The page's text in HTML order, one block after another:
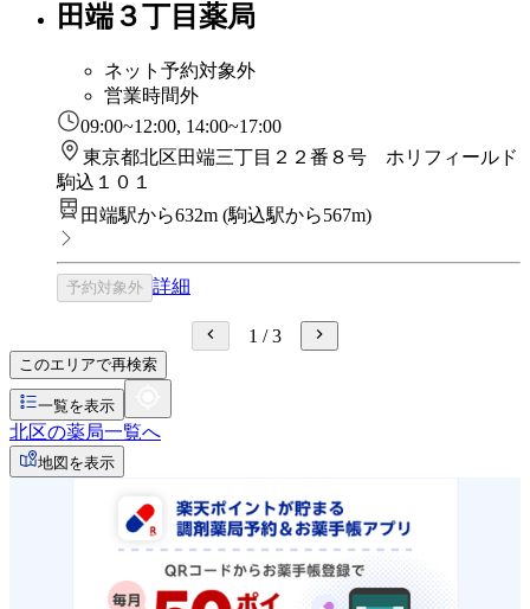
田端３丁目薬局
ネット予約対象外
営業時間外
09:00~12:00, 14:00~17:00
東京都北区田端三丁目２２番８号 ホリフィールド
駒込１０１
田端駅から632m (駒込駅から567m)
予約対象外 詳細
1 /3
このエリアで再検索
一覧を表示
北区の薬局一覧へ
地図を表示